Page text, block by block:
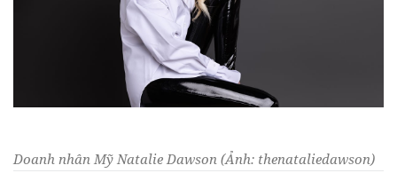
Doanh nhân Mỹ Natalie Dawson (Ảnh: thenataliedawson)